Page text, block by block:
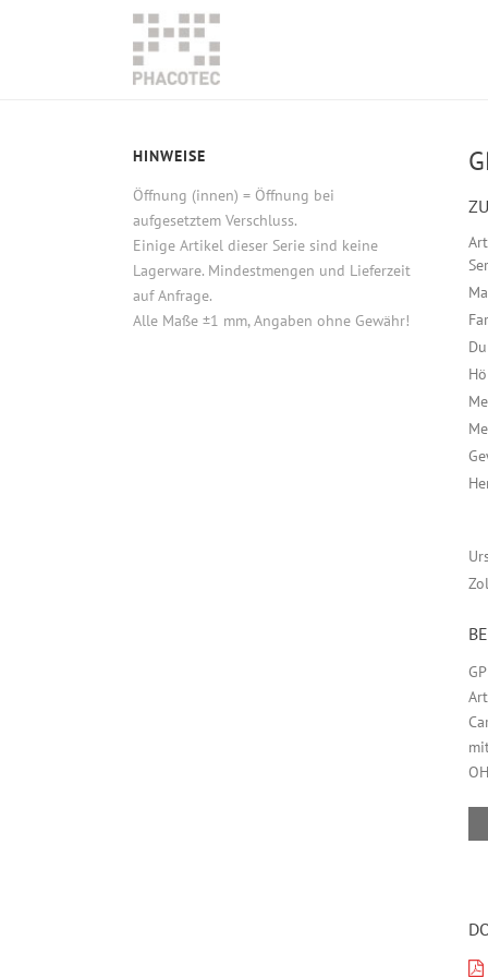
HINWEISE
Öffnung (innen) = Öffnung bei
aufgesetztem Verschluss.
Einige Artikel dieser Serie sind keine
Lagerware. Mindestmengen und Lieferzeit
auf Anfrage.
Alle Maße ±1 mm, Angaben ohne Gewähr!